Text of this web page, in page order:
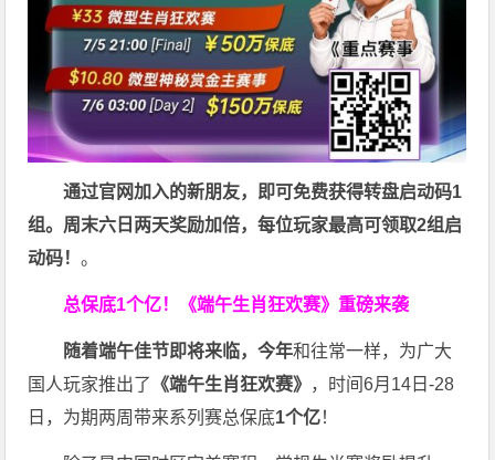
通过官网加入的新朋友，即可免费获得转盘启动码1
组。周末六日两天奖励加倍，每位玩家最高可领取2组启
动码！。
总保底1个亿！ 《端午生肖狂欢赛》重磅来袭
随着端午佳节即将来临，今年和往常一样，为广大
国人玩家推出了 《端午生肖狂欢赛》 ，时间6月14日-28
日，为期两周带来系列赛总保底1个亿！